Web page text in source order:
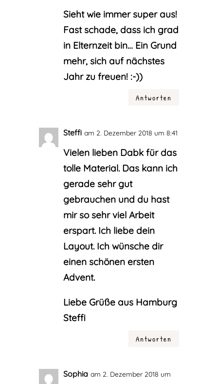
Sieht wie immer super aus!
Fast schade, dass ich grad
in Elternzeit bin… Ein Grund
mehr, sich auf nächstes
Jahr zu freuen! :-))
Antworten
Steffi am 2. Dezember 2018 um 8:41
Vielen lieben Dabk für das
tolle Material. Das kann ich
gerade sehr gut
gebrauchen und du hast
mir so sehr viel Arbeit
erspart. Ich liebe dein
Layout. Ich wünsche dir
einen schönen ersten
Advent.
Liebe Grüße aus Hamburg
Steffi
Antworten
Sophia am 2. Dezember 2018 um